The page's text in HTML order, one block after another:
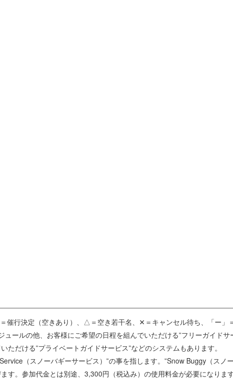
催行決定（空きあり）、△＝空き若干名、✕＝キャンセル待ち、「ー」
ュールの他、お客様にご希望の日程を組んでいただける”フリーガイド
ただける”プライベートガイドサービス”などのシステムもあります。
（スノーバギーサービス）”の事を指します。”Snow Buggy（スノ
す。参加代金とは別途、3,300円（税込み）の使用料金が必要になりま